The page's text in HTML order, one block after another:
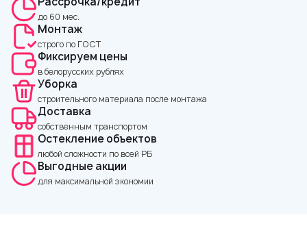
до 60 мес.
Монтаж
строго по ГОСТ
Фиксируем цены
в белорусских рублях
Уборка
строительного материала после монтажа
Доставка
собственным транспортом
Остекление объектов
любой сложности по всей РБ
Выгодные акции
для максимальной экономии